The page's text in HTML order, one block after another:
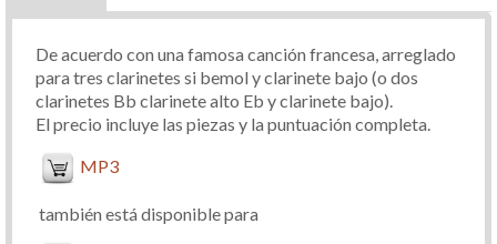
De acuerdo con una famosa canción francesa, arreglado
para tres clarinetes si bemol y clarinete bajo (o dos
clarinetes Bb clarinete alto Eb y clarinete bajo).
El precio incluye las piezas y la puntuación completa.
MP3
también está disponible para